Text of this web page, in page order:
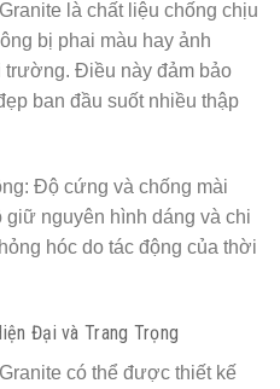
là chất liệu chống chịu
bị phai màu hay ảnh
Điều này đảm bảo
ban đầu suốt nhiều thập
Độ cứng và chống mài
nguyên hình dáng và chi
hóc do tác động của thời
Đại và Trang Trọng
có thể được thiết kế